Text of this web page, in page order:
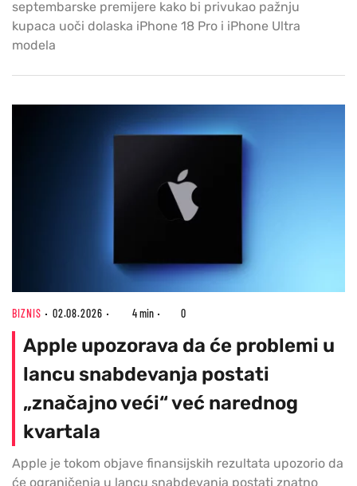
septembarske premijere kako bi privukao pažnju
kupaca uoči dolaska iPhone 18 Pro i iPhone Ultra
modela
BIZNIS 02.08.2026 4 min 0
Apple upozorava da će problemi u
lancu snabdevanja postati
„značajno veći“ već narednog
kvartala
Apple je tokom objave finansijskih rezultata upozorio da
će ograničenja u lancu snabdevanja postati znatno